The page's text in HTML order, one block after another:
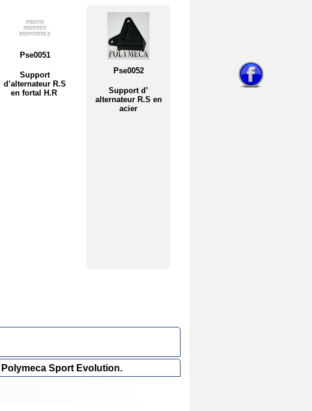
Pse0051
Support
d’alternateur R.S
en fortal H.R
Pse0052
Support d’
alternateur R.S en
acier
Sport Evolution.